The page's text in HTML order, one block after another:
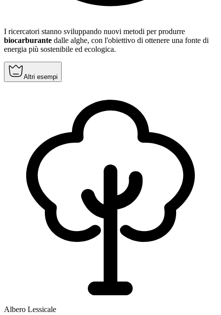
I ricercatori stanno sviluppando nuovi metodi per produrre
biocarburante dalle alghe, con l'obiettivo di ottenere una fonte di
energia più sostenibile ed ecologica.
Altri esempi
Albero Lessicale